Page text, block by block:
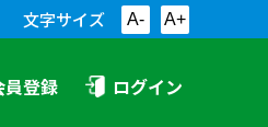
文字サイズ A- A+
員登録 ログイン